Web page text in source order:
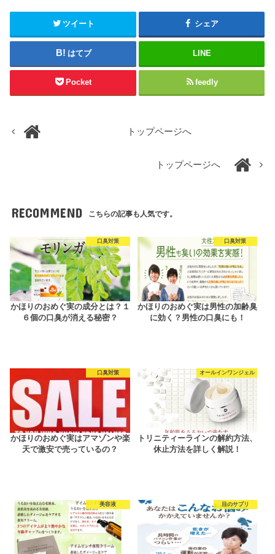
ツイート シェア
はてブ LINE
Pocket feedly
トップページへ
トップページへ
RECOMMEND こちらの記事も人気です。
口臭対策
かほりのおめぐ実の成分とは？１
６個の口臭が消える秘密？
口臭対策
かほりのおめぐ実は男性の加齢臭
に効く？男性の口臭にも！
口臭対策
かほりのおめぐ実はアマゾンや楽
天で激安で売っているの？
オールインワンジェル
トリニティーラインの解約方法、
休止方法を詳しく解説！
美容液 目のサプリ